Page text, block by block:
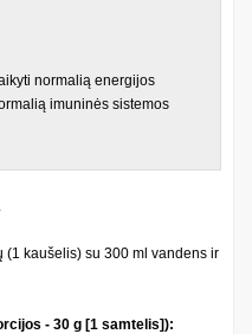
normalią energijos
imuninės sistemos
(1 kaušelis) su 300 ml vandens ir
- 30 g [1 samtelis]):